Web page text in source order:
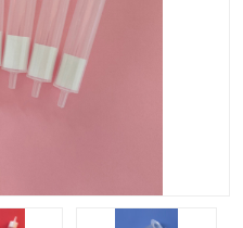
SPE配件
96孔板